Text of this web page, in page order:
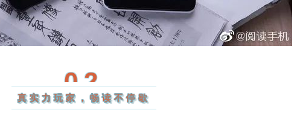
02
真实力玩家，畅读不停歇